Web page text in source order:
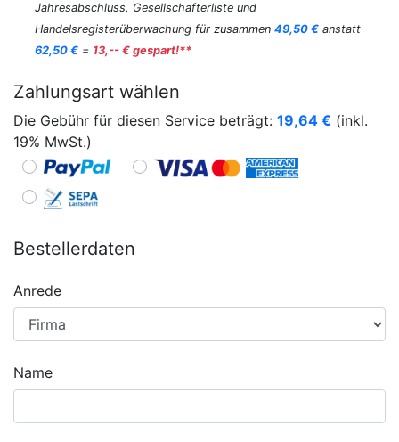
Jahresabschluss, Gesellschafterliste und
Handelsregisterüberwachung für zusammen 49,50 € anstatt
62,50 € = 13,-- € gespart!**
Zahlungsart wählen
Die Gebühr für diesen Service beträgt: 19,64 € (inkl.
19% MwSt.)
Bestellerdaten
Anrede
Name